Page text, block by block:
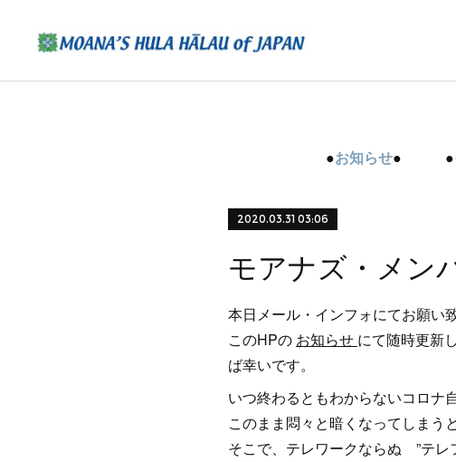
●お知らせ● ●
2020.03.31 03:06
モアナズ・メン
本日メール・インフォにてお願い
このHPの お知らせ にて随時更新
ば幸いです。
いつ終わるともわからないコロナ
このまま悶々と暗くなってしまう
そこで、テレワークならぬ ”テレ